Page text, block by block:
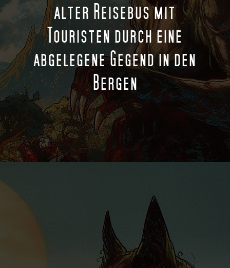
alter Reisebus mit
Touristen durch eine
abgelegene Gegend in den
Bergen